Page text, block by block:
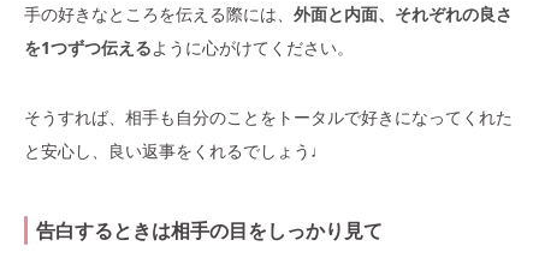
手の好きなところを伝える際には、 外面と内面、それぞれの良さ
を1つずつ伝えるように心がけてください。
そうすれば、相手も自分のことをトータルで好きになってくれた
と安心し、良い返事をくれるでしょう♩
告白するときは相手の目をしっかり見て